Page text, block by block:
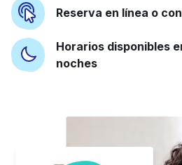
Reserva en línea o
Horarios disponibles
noches